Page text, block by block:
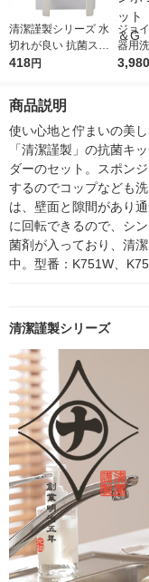
清潔謹製シリーズ 水
切れが良い 抗菌スポ
ンジホルダー 吸盤タ
418円
ジョ
器用
レン
3,980
商品説明
使い心地と佇まいの美
「清潔謹製」の抗菌キ
ダーのセット。スポン
するのでコップなども
は、壁面と隙間があり
に回転できるので、シ
菌剤が入っており、清
中。型番：K751W、
清潔謹製シリーズ